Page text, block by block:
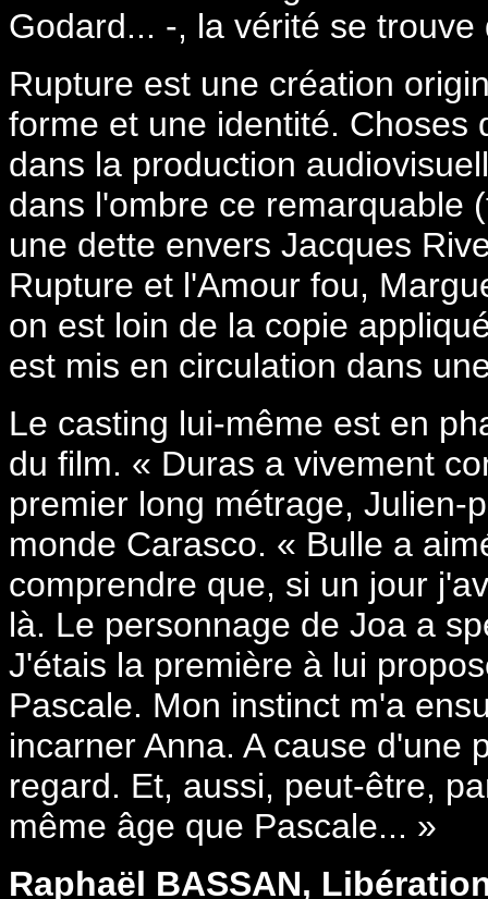
Godard... -, la vérité se
Rupture est une création
forme et une identité. Choses
dans la production
dans l'ombre ce remarquable
une dette envers Jacques
Rupture et l'Amour fou,
on est loin de la copie
est mis en circulation dans
Le casting lui-même est en
du film. « Duras a vivement
premier long métrage,
monde Carasco. « Bulle a
comprendre que, si un jour
là. Le personnage de Joa a
J'étais la première à lui
Pascale. Mon instinct m'a
incarner Anna. A cause d'une
regard. Et, aussi, peut-être,
même âge que Pascale... »
Raphaël BASSAN,